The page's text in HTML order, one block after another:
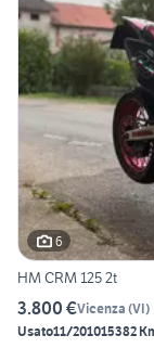
6
HM CRM 125 2t
3.800 €Vicenza (VI)
Usato11/201015382